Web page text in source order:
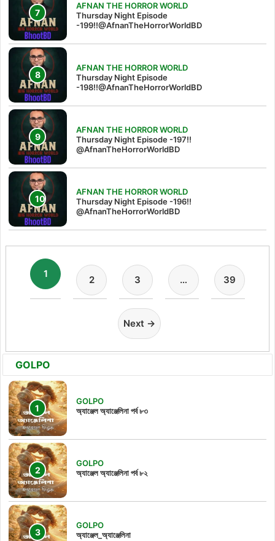
AFNAN THE HORROR WORLD
Thursday Night Episode
-199!!@AfnanTheHorrorWorldBD
AFNAN THE HORROR WORLD
Thursday Night Episode
-198!!@AfnanTheHorrorWorldBD
AFNAN THE HORROR WORLD
Thursday Night Episode -197!!‪
@AfnanTheHorrorWorldBD‬
AFNAN THE HORROR WORLD
Thursday Night Episode -196!!
@AfnanTheHorrorWorldBD
1
2 3 … 39
Next →
GOLPO
GOLPO
অ্যাঞ্জেল অ্যাঞ্জেলিনা পর্ব ৮৩
GOLPO
অ্যাঞ্জেল অ্যাঞ্জেলিনা পর্ব ৮২
GOLPO
অ্যাঞ্জেল_অ্যাঞ্জেলিনা